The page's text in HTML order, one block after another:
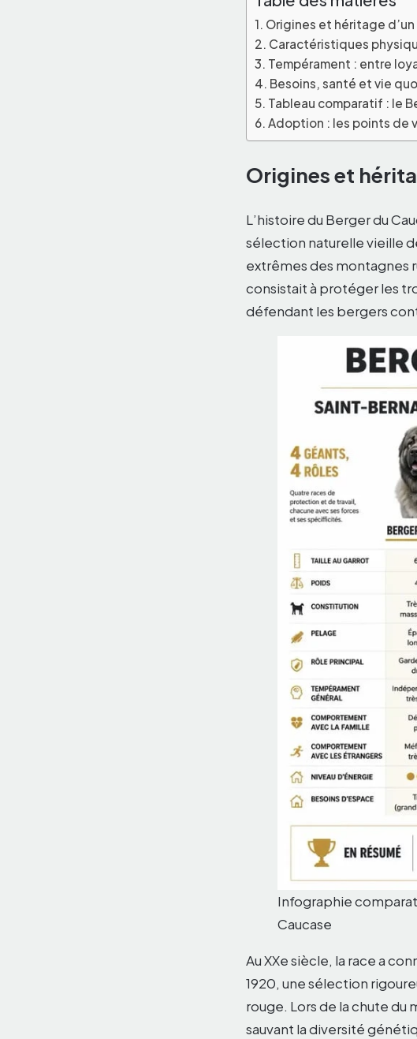
Origines et héritage
Caractéristiques
Tempérament : entre
Besoins, santé et vie
Tableau comparatif : le
Adoption : les points de
Origines et
L’histoire du Berger du
sélection naturelle vieille
extrêmes des montagnes
consistait à protéger les
défendant les bergers
Infographie
Caucase
Au XXe siècle, la race a
1920, une sélection
rouge. Lors de la chute du
sauvant la diversité